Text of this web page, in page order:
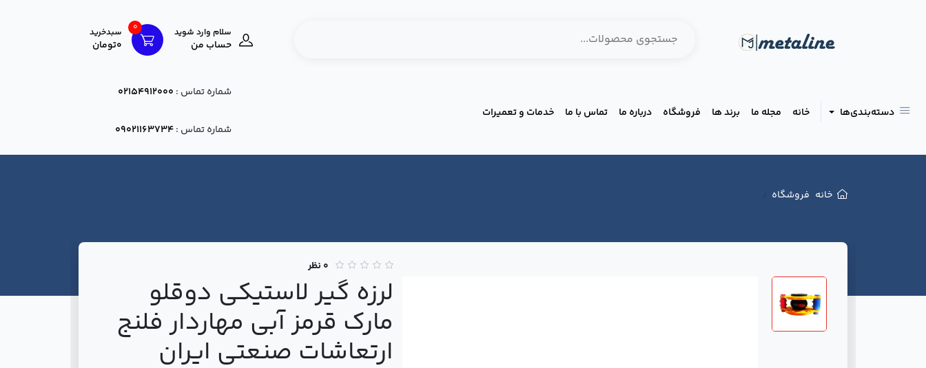
سلام وارد شوید
حساب من
0 سبدخرید
0تومان
دسته‌بندی‌ها خانه مجله ما برند ها فروشگاه درباره ما تماس با ما خدمات و تعمیرات
شماره تماس : 02154912000
شماره تماس :09021163734
خانه فروشگاه
0 نظر
لرزه ‌گیر لاستیکی دوقلو
مارک قرمز آبی مهاردار فلنج
ارتعاشات صنعتی ایران